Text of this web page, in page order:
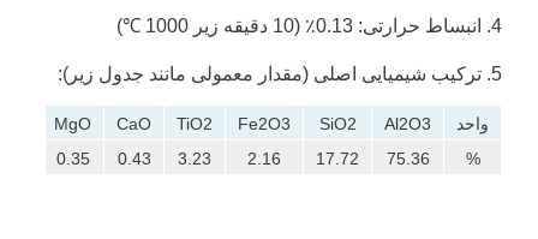
واحد Al2O3
SiO2
Fe2O3
TiO2
CaO
MgO
75.36
17.72
2.16
3.23
0.43
0.35